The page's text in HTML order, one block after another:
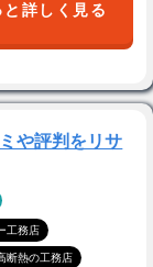
と詳しく見る
や評判をリサ
工務店
断熱の工務店